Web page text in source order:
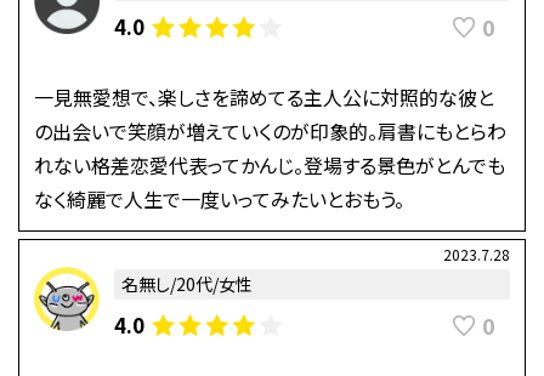
4.0 0
一見無愛想で、楽しさを諦めてる主人公に対照的な彼と
の出会いで笑顔が増えていくのが印象的。肩書にもとらわ
れない格差恋愛代表ってかんじ。登場する景色がとんでも
なく綺麗で人生で一度いってみたいとおもう。
2023.7.28
名無し/20代/女性
4.0 0